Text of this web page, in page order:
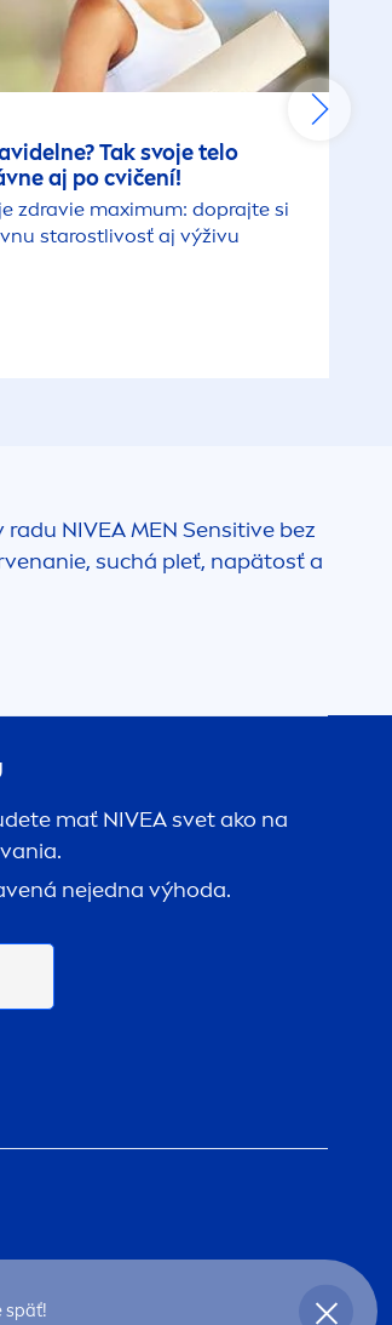
Tak svoje telo
aj po cvičení!
zdravie maximum: doprajte si
starostlivosť aj výživu
radu NIVEAMEN Sensitive bez
suchá pleť, napätosť a
mať NIVEAsvet ako na
nejedna výhoda.
späť!